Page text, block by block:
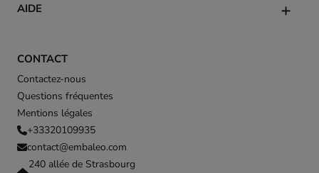
CONTACT
Contactez-nous
Questions fréquentes
Mentions légales
+33320109935
contact@embaleo.com
240 allée de Strasbourg
AIDE